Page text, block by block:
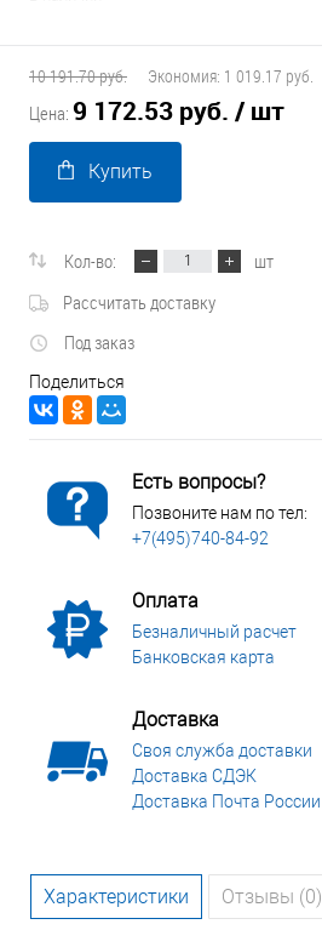
10 191.70 руб. Экономия: 1 019.17 руб.
Цена: 9 172.53 руб. / шт
Купить
Кол-во:
шт
Рассчитать доставку
Под заказ
Поделиться
Есть вопросы?
Позвоните нам по тел:
+7(495)740-84-92
Оплата
Безналичный расчет
Банковская карта
Доставка
Своя служба доставки
Доставка СДЭК
Доставка Почта России
Характеристики Отзывы (0)